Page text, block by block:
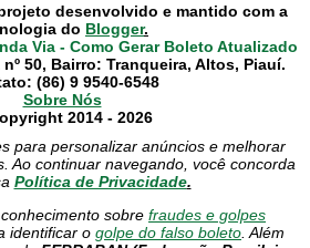
desenvolvido e mantido com a
do Blogger.
Via - Como Gerar Boleto Atualizado
50, Bairro: Tranqueira, Altos, Piauí.
(86) 9 9540-6548
Sobre Nós
2014 - 2026
para personalizar anúncios e melhorar
Ao continuar navegando, você concorda
Política de Privacidade.
sobre fraudes e golpes
identificar o golpe do falso boleto. Além